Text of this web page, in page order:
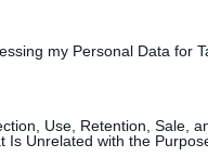
my Personal Data for
Use, Retention, Sale,
Is Unrelated with the
in errori gravi,
La risposta
e alla
mai la guardia!